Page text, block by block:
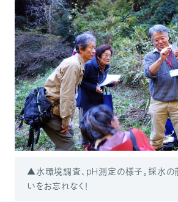
▲水環境調査、pH測定の様子。採水
いをお忘れなく！